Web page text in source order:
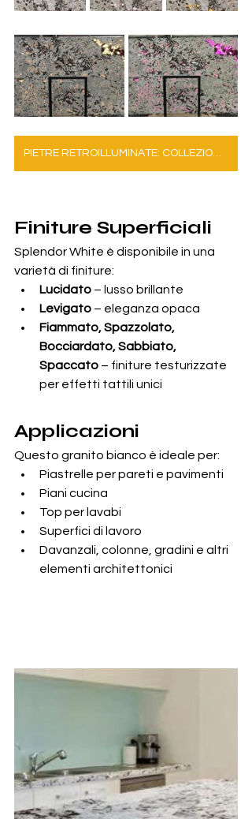
PIETRE RETROILLUMINATE: COLLEZIONE COMPLETA
Finiture Superficiali
Splendor White è disponibile in una
varietà di finiture:
Lucidato – lusso brillante
Levigato – eleganza opaca
Fiammato, Spazzolato,
Bocciardato, Sabbiato,
Spaccato – finiture testurizzate
per effetti tattili unici
Applicazioni
Questo granito bianco è ideale per:
Piastrelle per pareti e pavimenti
Piani cucina
Top per lavabi
Superfici di lavoro
Davanzali, colonne, gradini e altri
elementi architettonici